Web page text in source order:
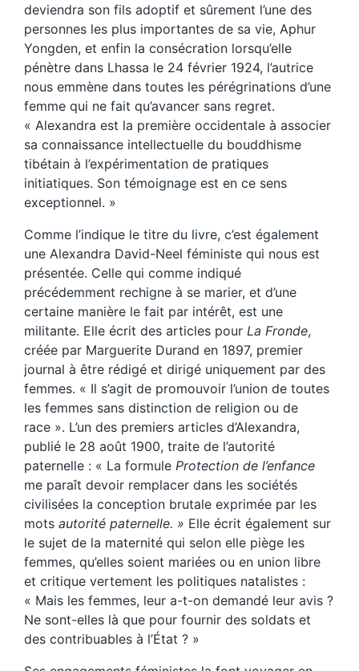
deviendra son fils adoptif et sûrement l’une des
personnes les plus importantes de sa vie, Aphur
Yongden, et enfin la consécration lorsqu’elle
pénètre dans Lhassa le 24 février 1924, l’autrice
nous emmène dans toutes les pérégrinations d’une
femme qui ne fait qu’avancer sans regret.
« Alexandra est la première occidentale à associer
sa connaissance intellectuelle du bouddhisme
tibétain à l’expérimentation de pratiques
initiatiques. Son témoignage est en ce sens
exceptionnel. »
Comme l’indique le titre du livre, c’est également
une Alexandra David-Neel féministe qui nous est
présentée. Celle qui comme indiqué
précédemment rechigne à se marier, et d’une
certaine manière le fait par intérêt, est une
militante. Elle écrit des articles pour La Fronde,
créée par Marguerite Durand en 1897, premier
journal à être rédigé et dirigé uniquement par des
femmes. « Il s’agit de promouvoir l’union de toutes
les femmes sans distinction de religion ou de
race ». L’un des premiers articles d’Alexandra,
publié le 28 août 1900, traite de l’autorité
paternelle : « La formule Protection de l’enfance
me paraît devoir remplacer dans les sociétés
civilisées la conception brutale exprimée par les
mots autorité paternelle. » Elle écrit également sur
le sujet de la maternité qui selon elle piège les
femmes, qu’elles soient mariées ou en union libre
et critique vertement les politiques natalistes :
« Mais les femmes, leur a-t-on demandé leur avis ?
Ne sont-elles là que pour fournir des soldats et
des contribuables à l’État ? »